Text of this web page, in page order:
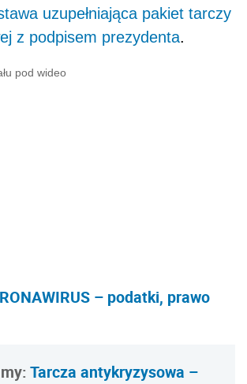
uzupełniająca pakiet tarczy
z podpisem prezydenta.
pod wideo
– podatki, prawo
Tarcza antykryzysowa –